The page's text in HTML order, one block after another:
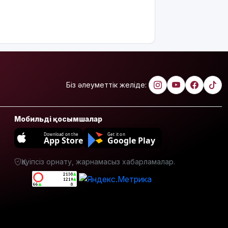
ер адам 12
болған
Жапонияда
жойқын
тайфун:
жүздеген
тоқтатылды
Біз әлеуметтік желіде:
Мобильді қосымшалар
Download on the
App Store
Get it on
Google Play
Қауіпсіз орнату, жарнамасыз хабарламалар.